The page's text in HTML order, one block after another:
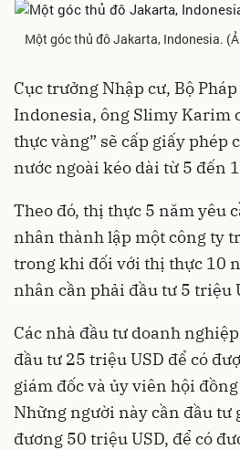
Một góc thủ đô Jakarta, Indonesia.
Cục trưởng Nhập cư, Bộ
Indonesia, ông Slimy Karim
thực vàng” sẽ cấp giấy phép
nước ngoài kéo dài từ 5 đến
Theo đó, thị thực 5 năm yêu
nhân thành lập một công ty
trong khi đối với thị thực 10
nhân cần phải đầu tư 5 triệu
Các nhà đầu tư doanh
đầu tư 25 triệu USD để có
giám đốc và ủy viên hội
Những người này cần đầu tư
đương 50 triệu USD, để có